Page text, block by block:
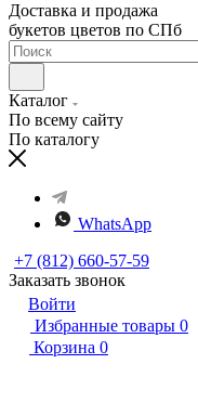
Доставка и продажа
букетов цветов по СПб
Каталог
По всему сайту
По каталогу
WhatsApp
+7 (812) 660-57-59
Заказать звонок
Войти
Избранные товары 0
Корзина 0